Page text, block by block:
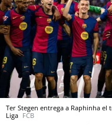
Ter Stegen entrega a Raphinha
Liga FCB